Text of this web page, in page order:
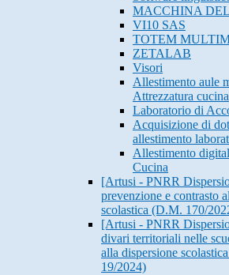
MACCHINA
VI10 SAS
TOTEM
ZETALAB
Visori
Allestimento aule
Attrezzatura cucina
Laboratorio di
Acquisizione di
allestimento
Allestimento
Cucina
[Artusi - PNRR
prevenzione e contrasto
scolastica (D.M. 170/
[Artusi - PNRR
divari territoriali nelle
alla dispersione
19/2024)